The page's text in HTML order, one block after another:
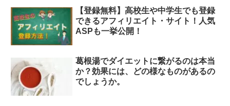
【登録無料】高校生や中学生でも登録
できるアフィリエイト・サイト！人気
ASPも一挙公開！
葛根湯でダイエットに繋がるのは本当
か？効果には、どの様なものがあるの
でしょうか。